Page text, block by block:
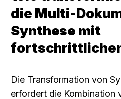
die Multi-
Synthese mit
Die Transformation von
erfordert die Kombination